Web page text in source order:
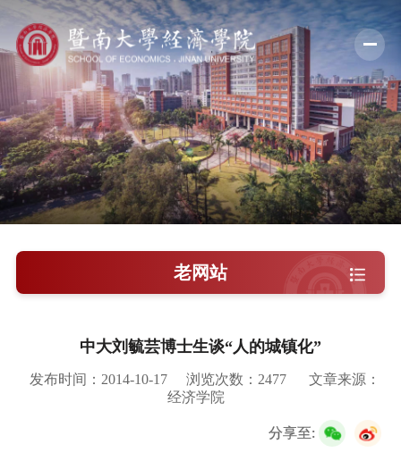
学院概况
新闻中心
师资队伍
科学研究
教学培养
人才引进
老网站
中大刘毓芸博士生谈“人的城镇化”
发布时间：2014-10-17 浏览次数： 2477
文章来源：
经济学院
分享至: